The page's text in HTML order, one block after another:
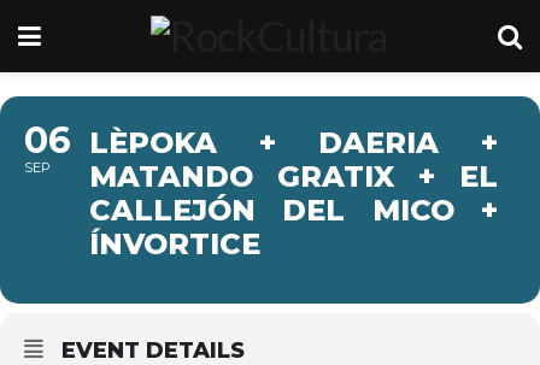
06
SEP
LÈPOKA + DAERIA +
MATANDO GRATIX + EL
CALLEJÓN DEL MICO +
ÍNVORTICE
EVENT DETAILS